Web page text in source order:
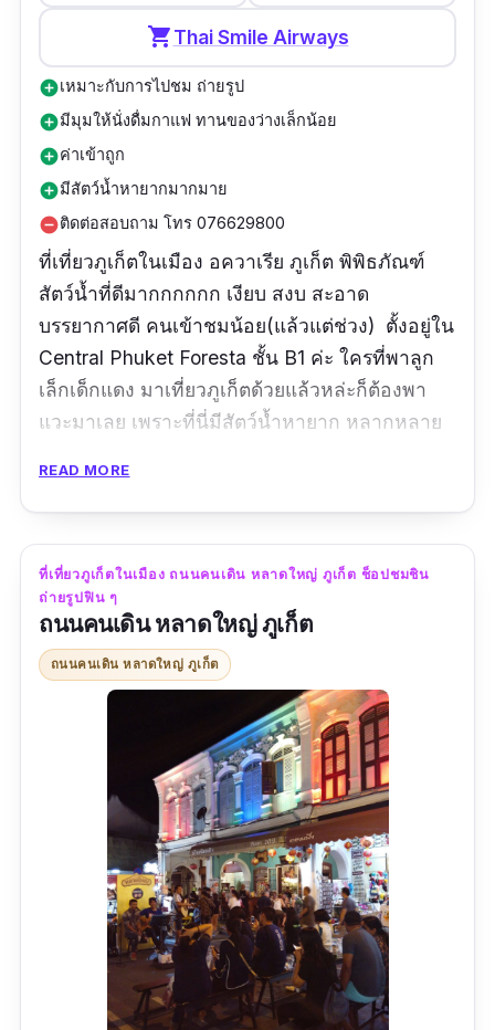
วิวได้หลายมุมของภูเก็ตทั้งวิวเมืองเเละวิวทะเล
ครับ แนะนำให้พกร่มไปด้วยนะครับตอนกลางวัน
แดดร้อนมากครับ”
shopping_cartThai Smile Airways
add_circleเหมาะกับการไปชม ถ่ายรูป
add_circleมีมุมให้นั่งดื่มกาแฟ ทานของว่างเล็กน้อย
add_circleค่าเข้าถูก
add_circleมีสัตว์น้ำหายากมากมาย
remove_circleติดต่อสอบถาม โทร 076629800
ที่เที่ยวภูเก็ตในเมือง อควาเรีย ภูเก็ต พิพิธภัณฑ์
สัตว์น้ำที่ดีมากกกกกก เงียบ สงบ สะอาด
บรรยากาศดี คนเข้าชมน้อย(แล้วแต่ช่วง) ตั้งอยู่ใน
Central Phuket Foresta ชั้น B1 ค่ะ ใครที่พาลูก
เล็กเด็กแดง มาเที่ยวภูเก็ตด้วยแล้วหล่ะก็ต้องพา
แวะมาเลย เพราะที่นี่มีสัตว์น้ำหายาก หลากหลาย
มากมาย ให้นักท่องเที่ยวได้เยี่ยมชมและศึกษาเรียน
รู้ แชะถ่ายรูปเก็บไว้เป็นที่ระลึกกันฉ่ำ ๆ
ข้อมูลเฉพาะ
พิกัด Google map :
https://goo.gl/maps/e7jXfZYwMaVNAQSKA
?coh=178571&entry=tt
เปิดทำการทุกวัน 10:30–18:00 น.
ประเภทของที่เที่ยว :อคาเรีย/สัตว์น้ำ/
พิพิธภัณฑ์
“อควาเรียม​ที่ตั้งอยู่ชั้นใต้ดินห้าง​เซ็นทรัล
ภูเก็ต​ พนักงานโรงแรมแนะนำ​ว่าดีมาก​ เลยพาลูก
มาดู ถ้ามีเวลาไม่มากแนะนำให้มาถึง​14.00น.​ ​ จะ
มีโปรแกรมให้อาหารสัตว์​ต่างๆ​เรียงตามลำดับทาง
เดินเลย​ ได้ดูทุกอย่าง​ เสร็จประมาณ​ 15.45น.​ มี
READ MORE
ที่เที่ยวภูเก็ตในเมือง ถนนคนเดิน หลาดใหญ่ ภูเก็ต ช็อปชมชิน
ถ่ายรูปฟิน ๆ
ถนนคนเดิน หลาดใหญ่ ภูเก็ต
ถนนคนเดิน หลาดใหญ่ ภูเก็ต